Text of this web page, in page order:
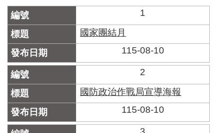
門
牌
整
合
檢
索
系
統
文
化
局
文
1
國家團結月
115-08-10
2
國防政治作戰局宣導海報
115-08-10